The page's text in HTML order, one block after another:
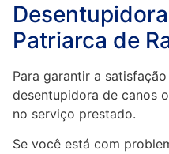
Patriarca de
Para garantir a
desentupidora de canos
no serviço prestado.
Se você está com